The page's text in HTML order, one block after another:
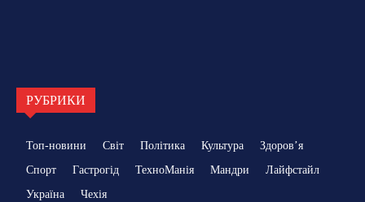
РУБРИКИ
Топ-новини Світ Політика Культура
Здоровʼя
Спорт
Гастрогід ТехноМанія Мандри
Лайфстайл
Україна
Чехія